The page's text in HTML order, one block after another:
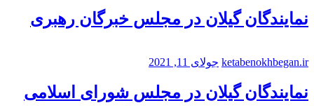
نمایندگان گیلان در مجلس خبرگان رهبری
ketabenokhbegan.ir جولای 11, 2021
نمایندگان گیلان در مجلس شورای اسلامی